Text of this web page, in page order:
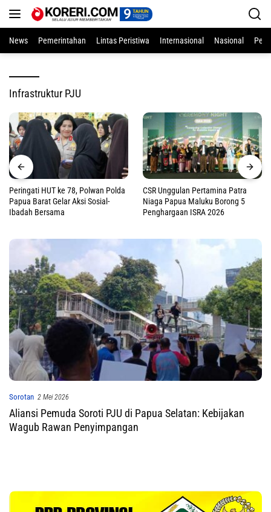
News
Pemerintahan Lintas Peristiwa Internasional Nasional
Infrastruktur PJU
Peringati HUT ke 78, Polwan Polda
Papua Barat Gelar Aksi Sosial-
Ibadah Bersama
CSR Unggulan Pertamina Patra
Niaga Papua Maluku Borong 5
Penghargaan ISRA 2026
Sorotan 2 Mei 2026
Aliansi Pemuda Soroti PJU di Papua Selatan: Kebijakan
Wagub Rawan Penyimpangan